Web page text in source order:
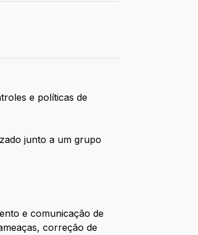
e políticas de
junto a um grupo
e comunicação de
correção de